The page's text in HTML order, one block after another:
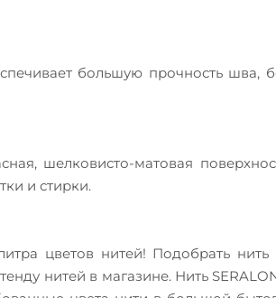
большую прочность шва,
шелковисто-матовая
и стирки.
цветов нитей! Подобрать нить
нитей в магазине. Нить